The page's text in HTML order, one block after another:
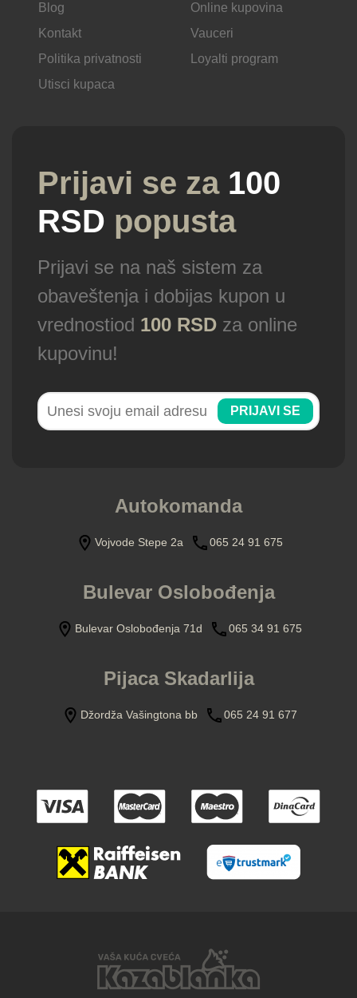
Blog
Kontakt
Politika privatnosti
Utisci kupaca
Online kupovina
Vauceri
Loyalti program
Prijavi se za 100
RSD popusta
Prijavi se na naš sistem za
obaveštenja i dobijas kupon u
vrednostiod 100 RSD za online
kupovinu!
PRIJAVI SE
Autokomanda
Vojvode Stepe 2a 065 24 91 675
Bulevar Oslobođenja
Bulevar Oslobođenja 71d 065 34 91 675
Pijaca Skadarlija
Džordža Vašingtona bb 065 24 91 677